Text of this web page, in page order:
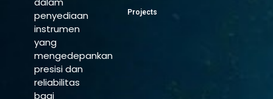
penyediaan
instrumen
yang
mengedepankan
presisi dan
reliabilitas
bagi
Projects